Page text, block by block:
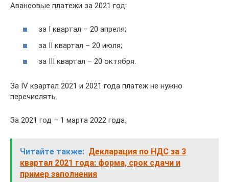
Авансовые платежи за 2021 год:
за I квартал – 20 апреля;
за II квартал – 20 июля;
за III квартал – 20 октября.
За IV квартал 2021 и 2021 года платеж не нужно
перечислять.
За 2021 год – 1 марта 2022 года.
Читайте также: Декларация по НДС за 3
квартал 2021 года: форма, срок сдачи и
пример заполнения